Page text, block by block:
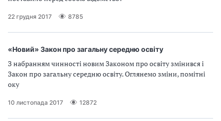
22 грудня 2017 8785
«Новий» Закон про загальну середню освіту
З набранням чинності новим Законом про освіту змінився і
Закон про загальну середню освіту. Оглянемо зміни, помітні
оку
10 листопада 2017 12872